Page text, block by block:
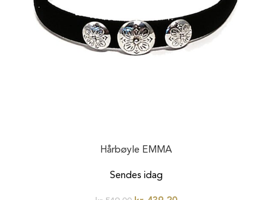
Hårbøyle EMMA
Sendes idag